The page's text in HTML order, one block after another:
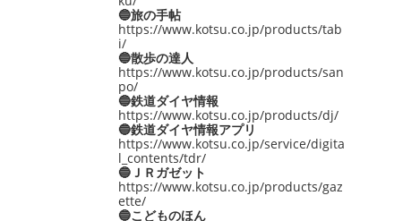
🔵旅の手帖
https://www.kotsu.co.jp/products/tab
i/
🔵散歩の達人
https://www.kotsu.co.jp/products/san
po/
🔵鉄道ダイヤ情報
https://www.kotsu.co.jp/products/dj/
🔵鉄道ダイヤ情報アプリ
https://www.kotsu.co.jp/service/digita
l_contents/tdr/
🔵ＪＲガゼット
https://www.kotsu.co.jp/products/gaz
ette/
🔵こどものほん